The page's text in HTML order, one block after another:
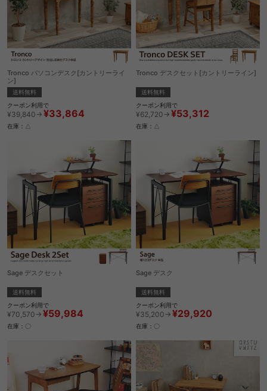
Tronco パソコンデスク[カントリーライ
ン]
送料無料
クーポン利用で
¥39,840→ ¥33,864
在庫：△
Tronco デスクセット[カントリーライン]
送料無料
クーポン利用で
¥62,720→ ¥53,312
在庫：△
Sage デスクセット
送料無料
クーポン利用で
¥70,570→ ¥59,984
在庫：〇
Sage デスク
送料無料
クーポン利用で
¥35,200→ ¥29,920
在庫：〇